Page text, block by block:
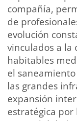
compañía,
de
evolución
vinculados a la
habitables
el
las grandes
expansión
estratégica por